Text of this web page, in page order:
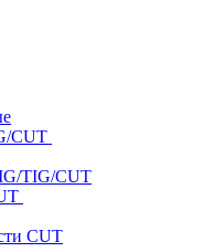
CUT
TIG/CUT
CUT